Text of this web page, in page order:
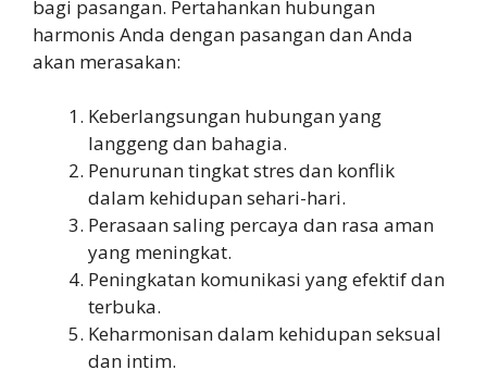
bagi pasangan. Pertahankan hubungan
harmonis Anda dengan pasangan dan Anda
akan merasakan:
Keberlangsungan hubungan yang
langgeng dan bahagia.
Penurunan tingkat stres dan konflik
dalam kehidupan sehari-hari.
Perasaan saling percaya dan rasa aman
yang meningkat.
Peningkatan komunikasi yang efektif dan
terbuka.
Keharmonisan dalam kehidupan seksual
dan intim.